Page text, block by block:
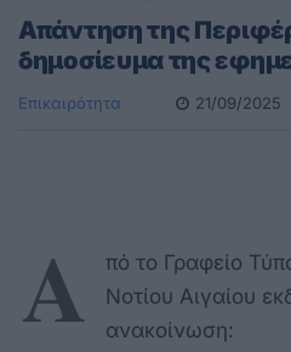
Απάντηση της
δημοσίευμα της
Επικαιρότητα 21/09/2025
Α
πό το Γραφείο
Νοτίου Αιγαίου
ανακοίνωση: